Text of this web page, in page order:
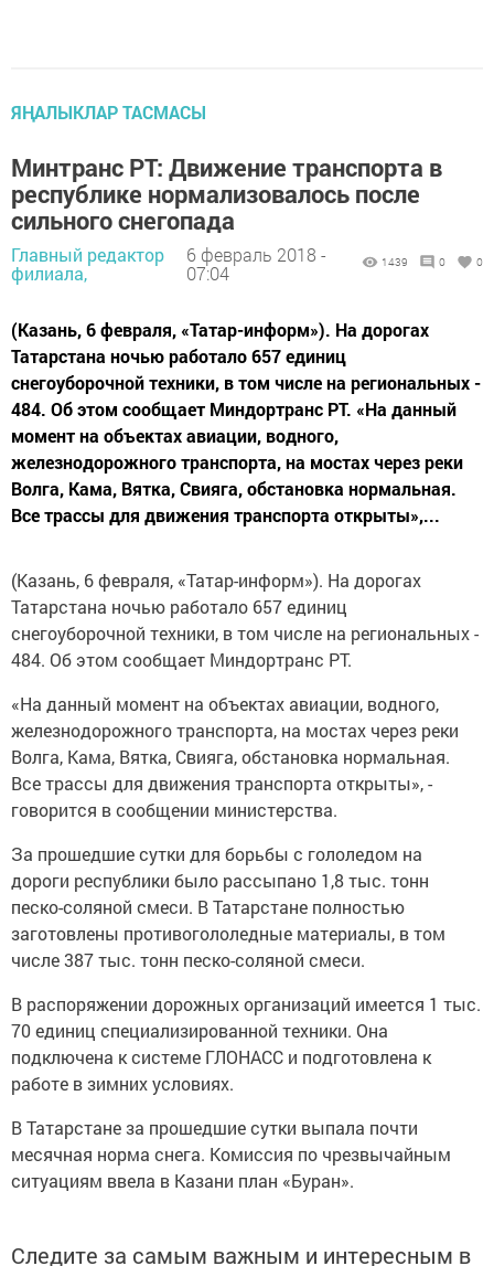
ЯҢАЛЫКЛАР ТАСМАСЫ
Минтранс РТ: Движение транспорта в
республике нормализовалось после
сильного снегопада
Главный редактор
филиала,
6 февраль 2018 -
07:04
1439 0 0
(Казань, 6 февраля, «Татар-информ»). На дорогах
Татарстана ночью работало 657 единиц
снегоуборочной техники, в том числе на региональных -
484. Об этом сообщает Миндортранс РТ. «На данный
момент на объектах авиации, водного,
железнодорожного транспорта, на мостах через реки
Волга, Кама, Вятка, Свияга, обстановка нормальная.
Все трассы для движения транспорта открыты»,...
(Казань, 6 февраля, «Татар-информ»). На дорогах
Татарстана ночью работало 657 единиц
снегоуборочной техники, в том числе на региональных -
484. Об этом сообщает Миндортранс РТ.
«На данный момент на объектах авиации, водного,
железнодорожного транспорта, на мостах через реки
Волга, Кама, Вятка, Свияга, обстановка нормальная.
Все трассы для движения транспорта открыты», -
говорится в сообщении министерства.
За прошедшие сутки для борьбы с гололедом на
дороги республики было рассыпано 1,8 тыс. тонн
песко-соляной смеси. В Татарстане полностью
заготовлены противогололедные материалы, в том
числе 387 тыс. тонн песко-соляной смеси.
В распоряжении дорожных организаций имеется 1 тыс.
70 единиц специализированной техники. Она
подключена к системе ГЛОНАСС и подготовлена к
работе в зимних условиях.
В Татарстане за прошедшие сутки выпала почти
месячная норма снега. Комиссия по чрезвычайным
ситуациям ввела в Казани план «Буран».
Следите за самым важным и интересным в